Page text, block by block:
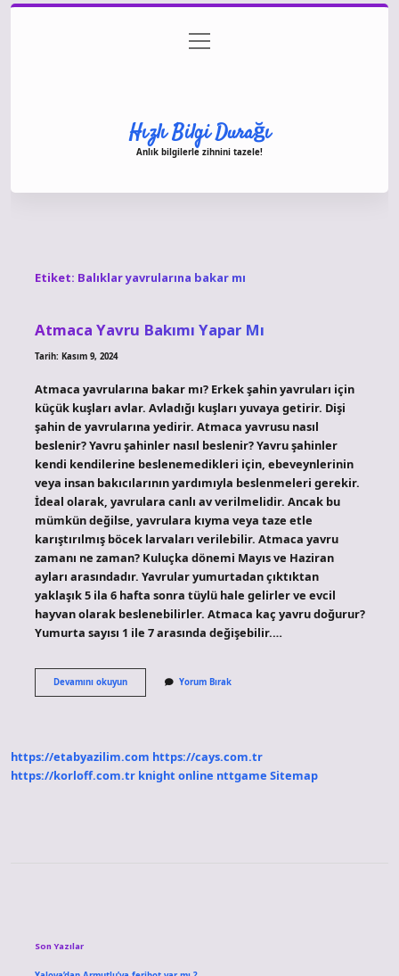
Gizlilik Politikası
menüyü
aç
Hızlı Bilgi Durağı
Anlık bilgilerle zihnini tazele!
Etiket: Balıklar yavrularına bakar mı
Atmaca Yavru Bakımı Yapar Mı
Tarih: Kasım 9, 2024
Atmaca yavrularına bakar mı? Erkek şahin yavruları için
küçük kuşları avlar. Avladığı kuşları yuvaya getirir. Dişi
şahin de yavrularına yedirir. Atmaca yavrusu nasıl
beslenir? Yavru şahinler nasıl beslenir? Yavru şahinler
kendi kendilerine beslenemedikleri için, ebeveynlerinin
veya insan bakıcılarının yardımıyla beslenmeleri gerekir.
İdeal olarak, yavrulara canlı av verilmelidir. Ancak bu
mümkün değilse, yavrulara kıyma veya taze etle
karıştırılmış böcek larvaları verilebilir. Atmaca yavru
zamanı ne zaman? Kuluçka dönemi Mayıs ve Haziran
ayları arasındadır. Yavrular yumurtadan çıktıktan
yaklaşık 5 ila 6 hafta sonra tüylü hale gelirler ve evcil
hayvan olarak beslenebilirler. Atmaca kaç yavru doğurur?
Yumurta sayısı 1 ile 7 arasında değişebilir.…
Devamını okuyunAtmaca
Yavru
Yorum Bırak
https://etabyazilim.com https://cays.com.tr
https://korloff.com.tr knight online nttgame Sitemap
Son Yazılar